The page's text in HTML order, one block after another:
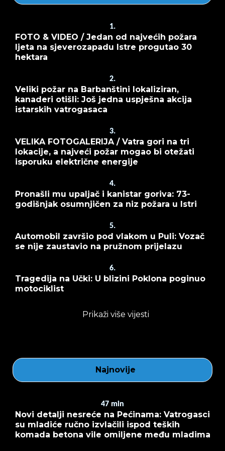
1.
FOTO & VIDEO / Jedan od najvećih požara
ljeta na sjeverozapadu Istre progutao 30
hektara
2.
Veliki požar na Barbanštini lokaliziran,
kanaderi otišli: Još jedna uspješna akcija
istarskih vatrogasaca
3.
VELIKA FOTOGALERIJA / Vatra gori na tri
lokacije, a najveći požar mogao bi otežati
isporuku električne energije
4.
Pronašli mu upaljač i kanistar goriva: 73-
godišnjak osumnjičen za niz požara u Istri
5.
Automobil završio pod vlakom u Puli: Vozač
se nije zaustavio na pružnom prijelazu
6.
Tragedija na Učki: U blizini Poklona poginuo
motociklist
Prikaži više vijesti
Najnovije
47 min
Novi detalji nesreće na Pećinama: Vatrogasci
su mladiće ručno izvlačili ispod teških
komada betona vile omiljene među mladima